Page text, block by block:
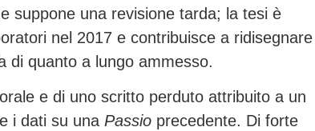
suppone una revisione tarda; la tesi è
nel 2017 e contribuisce a ridisegnare
di quanto a lungo ammesso.
e di uno scritto perduto attribuito a un
i dati su una Passio precedente. Di forte